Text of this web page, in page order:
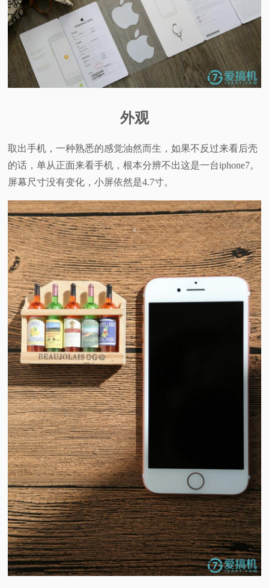
外观
取出手机，一种熟悉的感觉油然而生，如果不反过来看后壳
的话，单从正面来看手机，根本分辨不出这是一台iphone7。
屏幕尺寸没有变化，小屏依然是4.7寸。